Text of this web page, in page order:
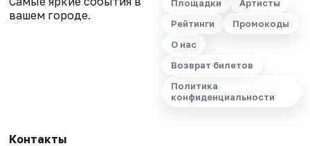
вашем городе.
Площадки
Артисты
Рейтинги
Промокоды
О нас
Возврат билетов
Политика
конфиденциальности
Контакты